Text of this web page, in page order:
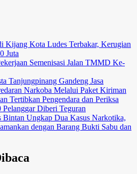
Kijang Kota Ludes Terbakar, Kerugian
Juta
Semenisasi Jalan TMMD Ke-
Tanjungpinang Gandeng Jasa
Narkoba Melalui Paket Kiriman
Tertibkan Pengendara dan Periksa
Pelanggar Diberi Teguran
Bintan Ungkap Dua Kasus Narkotika,
dengan Barang Bukti Sabu dan